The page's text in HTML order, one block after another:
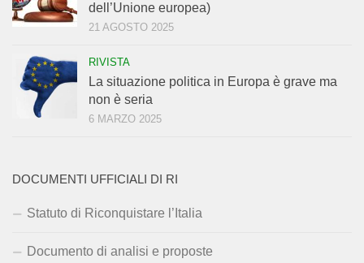
dell’Unione europea)
21 AGOSTO 2025
RIVISTA
La situazione politica in Europa è grave ma
non è seria
6 MARZO 2025
DOCUMENTI UFFICIALI DI RI
Statuto di Riconquistare l’Italia
Documento di analisi e proposte